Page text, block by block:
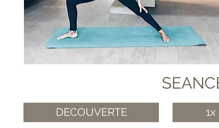
DECOUVERTE